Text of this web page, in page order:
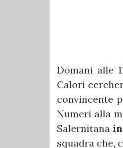
Domani alle
Calori
convincente
Numeri alla
Salernitana
squadra che,